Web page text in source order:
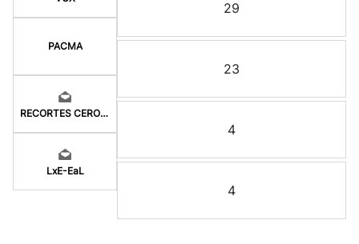
PACMA
RECORTES CERO-LV-M
LxE-EaL
29
23
4
4